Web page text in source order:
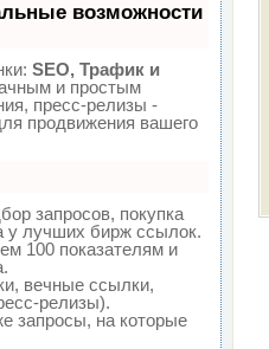
возможности
SEO, Трафик и
и простым
пресс-релизы -
продвижения вашего
запросов, покупка
у лучших бирж ссылок.
100 показателям и
вечные ссылки,
релизы).
запросы, на которые